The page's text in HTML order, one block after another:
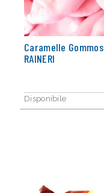
Caramelle
RAINERI
Disponibile